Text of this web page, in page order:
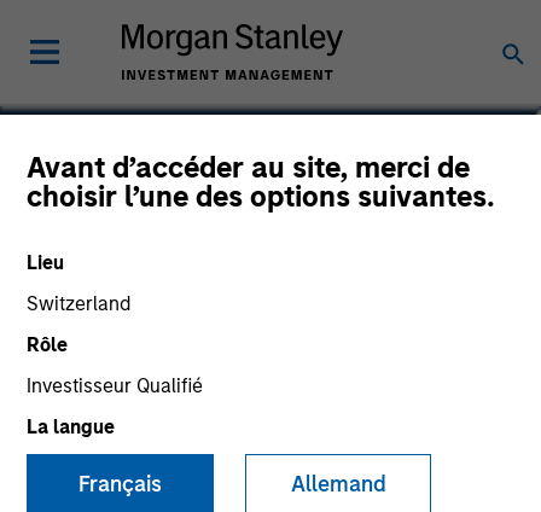
Avant d’accéder au site, merci de
choisir l’une des options suivantes.
Lieu
Switzerland
Rôle
Investisseur Qualifié
La langue
Français Allemand
Matt Murphy, CFA, CAIA
Managing Director